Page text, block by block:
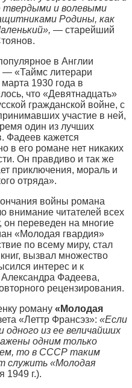
и волевыми
Родины, как
— старейший
в Англии
— «Таймс литерари
1930 года в
что «Девятнадцать»
гражданской войне, с
участие в ней,
один из лучших
Фадеев кажется
в его романе нет никаких
Он правдиво и так же
приключения, мораль и
отряда».
войны романа
внимание читателей всех
он переведен на многие
«Молодая гвардия»
по всему миру, стал
вызвал множество
интерес и к
Фадеева,
рецензирования.
роману «Молодая
«Леттр Франсэз»: «Если
одного из ее величайших
одним только
то в СССР таким
служить «Молодая
1949 г.).